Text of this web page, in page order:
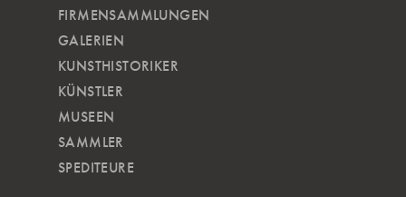
FIRMENSAMMLUNGEN
GALERIEN
KUNSTHISTORIKER
KÜNSTLER
MUSEEN
SAMMLER
SPEDITEURE